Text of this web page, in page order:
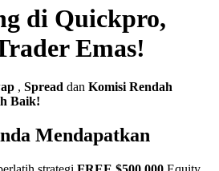
di Quickpro,
Emas!
, Spread dan Komisi Rendah
Baik!
Mendapatkan